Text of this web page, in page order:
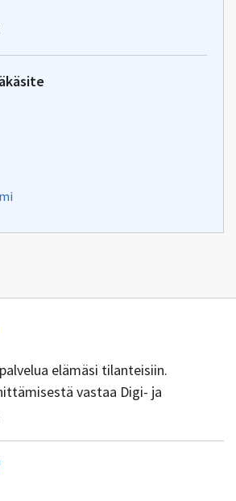
elämäsi tilanteisiin.
vastaa Digi- ja